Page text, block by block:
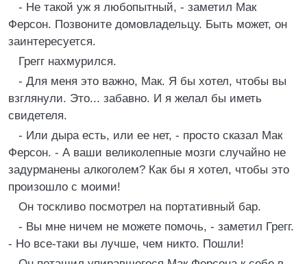
- Не такой уж я любопытный, - заметил Мак
Ферсон. Позвоните домовладельцу. Быть может, он
заинтересуется.
Грегг нахмурился.
- Для меня это важно, Мак. Я бы хотел, чтобы вы
взглянули. Это... забавно. И я желал бы иметь
свидетеля.
- Или дыра есть, или ее нет, - просто сказал Мак
Ферсон. - А ваши великолепные мозги случайно не
задурманены алкоголем? Как бы я хотел, чтобы это
произошло с моими!
Он тоскливо посмотрел на портативный бар.
- Вы мне ничем не можете помочь, - заметил Грегг.
- Но все-таки вы лучше, чем никто. Пошли!